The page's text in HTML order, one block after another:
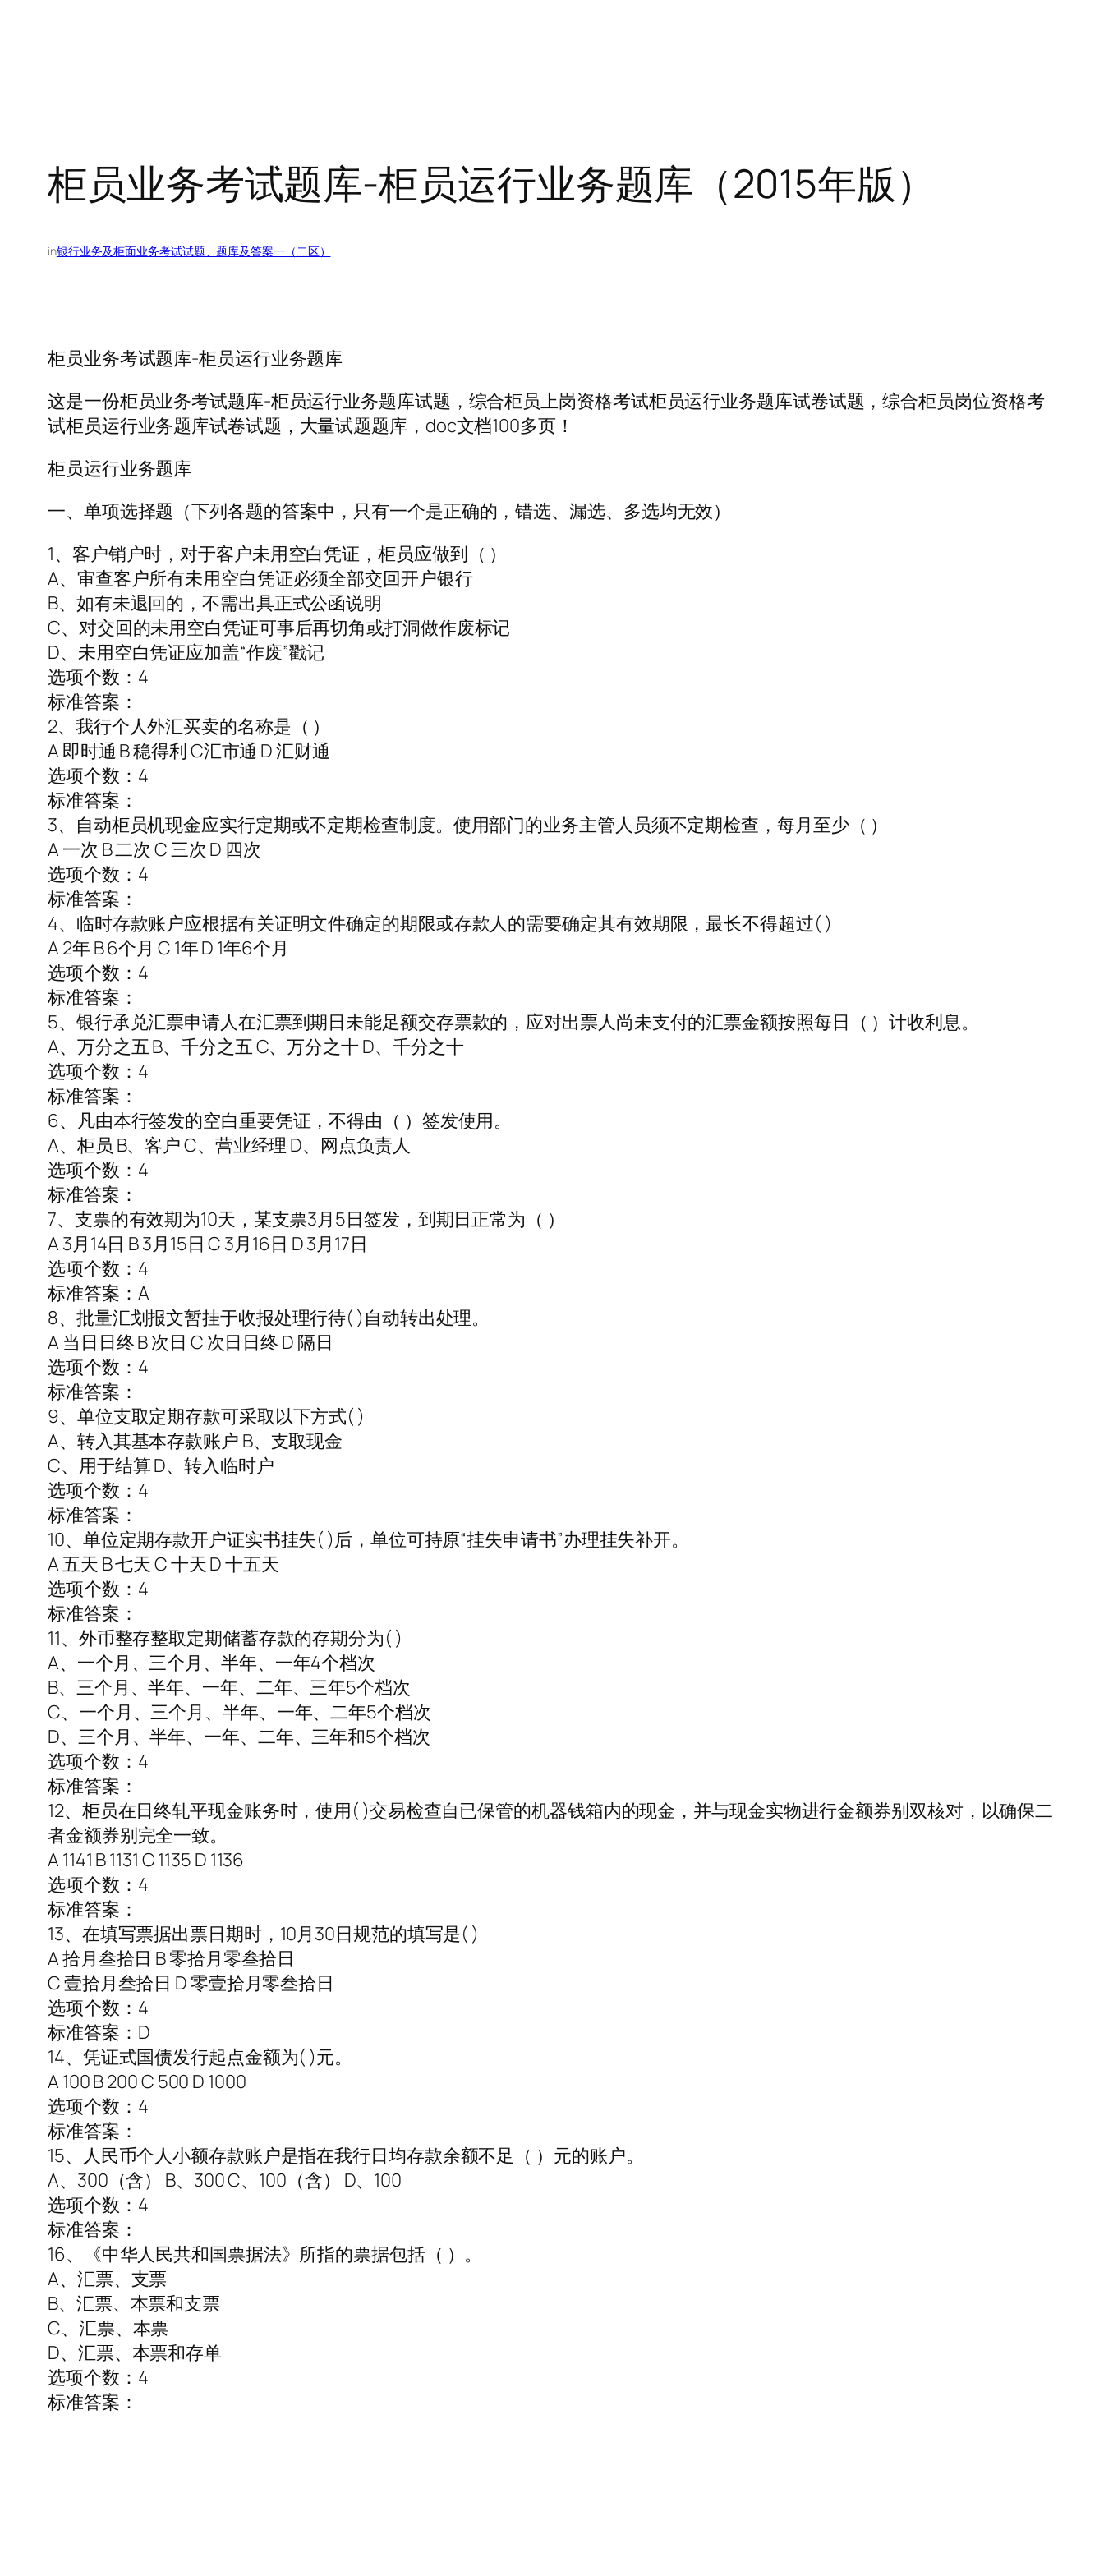
柜员业务考试题库-柜员运行业务题库（2015年版）
in银行业务及柜面业务考试试题、题库及答案一（二区）
柜员业务考试题库-柜员运行业务题库
这是一份柜员业务考试题库-柜员运行业务题库试题，综合柜员上岗资格考试柜员运行业务题库试卷试题，综合柜员岗位资格考
试柜员运行业务题库试卷试题，大量试题题库，doc文档100多页！
柜员运行业务题库
一、单项选择题（下列各题的答案中，只有一个是正确的，错选、漏选、多选均无效）
1、客户销户时，对于客户未用空白凭证，柜员应做到（ ）
A、审查客户所有未用空白凭证必须全部交回开户银行
B、如有未退回的，不需出具正式公函说明
C、对交回的未用空白凭证可事后再切角或打洞做作废标记
D、未用空白凭证应加盖“作废”戳记
选项个数：4
标准答案：
2、我行个人外汇买卖的名称是（ ）
A 即时通 B 稳得利 C汇市通 D 汇财通
选项个数：4
标准答案：
3、自动柜员机现金应实行定期或不定期检查制度。使用部门的业务主管人员须不定期检查，每月至少（ ）
A 一次 B 二次 C 三次 D 四次
选项个数：4
标准答案：
4、临时存款账户应根据有关证明文件确定的期限或存款人的需要确定其有效期限，最长不得超过( )
A 2年 B 6个月 C 1年 D 1年6个月
选项个数：4
标准答案：
5、银行承兑汇票申请人在汇票到期日未能足额交存票款的，应对出票人尚未支付的汇票金额按照每日（ ）计收利息。
A、万分之五 B、千分之五 C、万分之十 D、千分之十
选项个数：4
标准答案：
6、凡由本行签发的空白重要凭证，不得由（ ）签发使用。
A、柜员 B、客户 C、营业经理 D、网点负责人
选项个数：4
标准答案：
7、支票的有效期为10天，某支票3月5日签发，到期日正常为（ ）
A 3月14日 B 3月15日 C 3月16日 D 3月17日
选项个数：4
标准答案：A
8、批量汇划报文暂挂于收报处理行待( )自动转出处理。
A 当日日终 B 次日 C 次日日终 D 隔日
选项个数：4
标准答案：
9、单位支取定期存款可采取以下方式( )
A、转入其基本存款账户 B、支取现金
C、用于结算 D、转入临时户
选项个数：4
标准答案：
10、单位定期存款开户证实书挂失( )后，单位可持原“挂失申请书”办理挂失补开。
A 五天 B 七天 C 十天 D 十五天
选项个数：4
标准答案：
11、外币整存整取定期储蓄存款的存期分为( )
A、一个月、三个月、半年、一年4个档次
B、三个月、半年、一年、二年、三年5个档次
C、一个月、三个月、半年、一年、二年5个档次
D、三个月、半年、一年、二年、三年和5个档次
选项个数：4
标准答案：
12、柜员在日终轧平现金账务时，使用( )交易检查自已保管的机器钱箱内的现金，并与现金实物进行金额券别双核对，以确保二
者金额券别完全一致。
A 1141 B 1131 C 1135 D 1136
选项个数：4
标准答案：
13、在填写票据出票日期时，10月30日规范的填写是( )
A 拾月叁拾日 B 零拾月零叁拾日
C 壹拾月叁拾日 D 零壹拾月零叁拾日
选项个数：4
标准答案：D
14、凭证式国债发行起点金额为( )元。
A 100 B 200 C 500 D 1000
选项个数：4
标准答案：
15、人民币个人小额存款账户是指在我行日均存款余额不足（ ）元的账户。
A、300（含） B、300 C、100（含） D、100
选项个数：4
标准答案：
16、《中华人民共和国票据法》所指的票据包括（ ）。
A、汇票、支票
B、汇票、本票和支票
C、汇票、本票
D、汇票、本票和存单
选项个数：4
标准答案：